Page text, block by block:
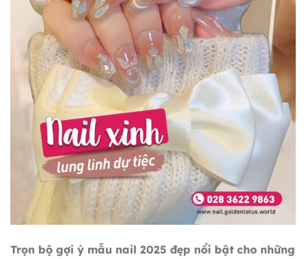
Trọn bộ gợi ý mẫu nail 2025 đẹp nổi bật cho những